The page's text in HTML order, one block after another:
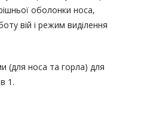
оболонки носа,
вій і режим виділення
(для носа та горла) для
1.